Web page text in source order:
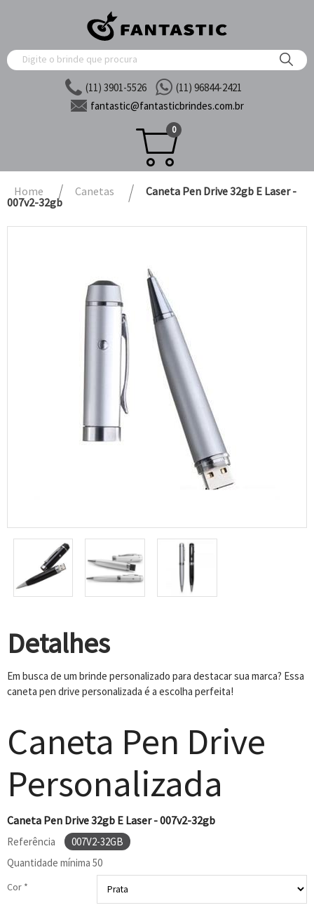
(11) 3901-5526
(11) 96844-2421
fantastic@fantasticbrindes.com.br
0
Home Canetas
Caneta Pen Drive 32gb E Laser -
007v2-32gb
Detalhes
Em busca de um brinde personalizado para destacar sua marca? Essa
caneta pen drive personalizada é a escolha perfeita!
Caneta Pen Drive
Personalizada
Caneta Pen Drive 32gb E Laser - 007v2-32gb
Referência
007V2-32GB
Quantidade mínima 50
Cor *